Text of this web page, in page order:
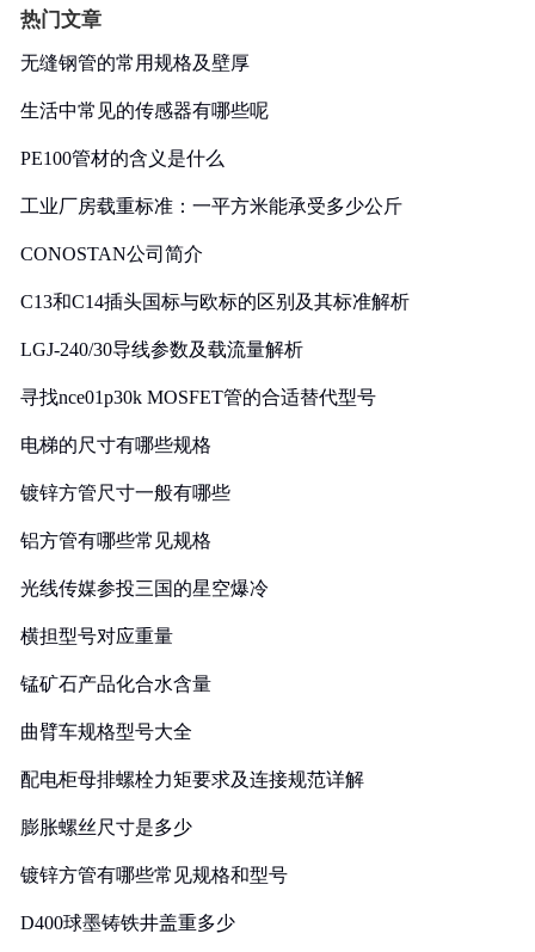
热门文章
无缝钢管的常用规格及壁厚
生活中常见的传感器有哪些呢
PE100管材的含义是什么
工业厂房载重标准：一平方米能承受多少公斤
CONOSTAN公司简介
C13和C14插头国标与欧标的区别及其标准解析
LGJ-240/30导线参数及载流量解析
寻找nce01p30k MOSFET管的合适替代型号
电梯的尺寸有哪些规格
镀锌方管尺寸一般有哪些
铝方管有哪些常见规格
光线传媒参投三国的星空爆冷
横担型号对应重量
锰矿石产品化合水含量
曲臂车规格型号大全
配电柜母排螺栓力矩要求及连接规范详解
膨胀螺丝尺寸是多少
镀锌方管有哪些常见规格和型号
D400球墨铸铁井盖重多少